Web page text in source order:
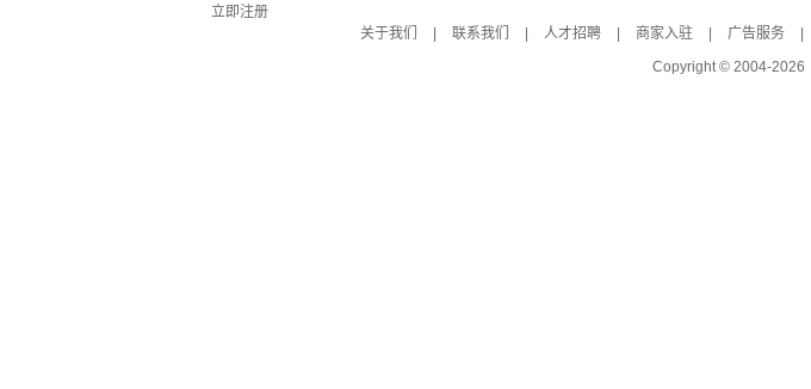
立即注册
关于我们
联系我们 人才招聘 商家入驻 广告服务
Copyright © 2004-2026